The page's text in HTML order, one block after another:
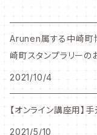
Arunen属する中崎町
崎町スタンプラリーの
2021/10/4
【オンライン講座用】
2021/5/10